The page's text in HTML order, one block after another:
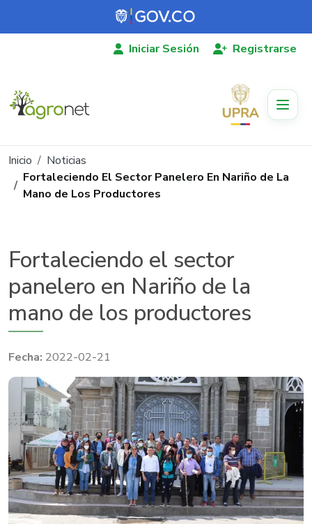
Pasar al contenido principal
Iniciar Sesión Registrarse
Ruta de navegación
Inicio
Noticias
Fortaleciendo El Sector Panelero En Nariño de La
Mano de Los Productores
Fortaleciendo el sector
panelero en Nariño de la
mano de los productores
2022-02-21